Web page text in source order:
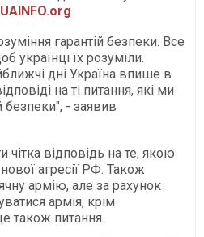
UAINFO.org.
гарантій безпеки. Все
українці їх розуміли.
дні Україна впише в
на ті питання, які ми
- заявив
чітка відповідь на те, якою
агресії РФ. Також
армію, але за рахунок
армія, крім
також питання.